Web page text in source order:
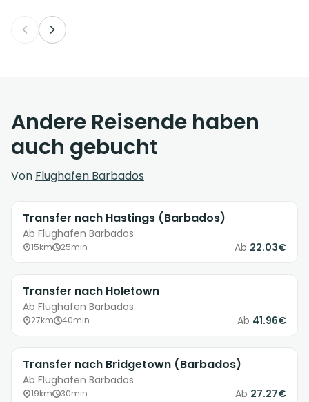
Andere Reisende haben
auch gebucht
Von Flughafen Barbados
Transfer nach Hastings (Barbados)
Ab Flughafen Barbados
15km 25min Ab 22.03€
Transfer nach Holetown
Ab Flughafen Barbados
27km 40min Ab 41.96€
Transfer nach Bridgetown (Barbados)
Ab Flughafen Barbados
19km 30min Ab 27.27€